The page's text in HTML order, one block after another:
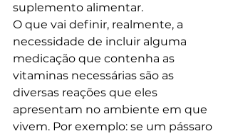
suplemento alimentar.
O que vai definir, realmente, a
necessidade de incluir alguma
medicação que contenha as
vitaminas necessárias são as
diversas reações que eles
apresentam no ambiente em que
vivem. Por exemplo: se um pássaro